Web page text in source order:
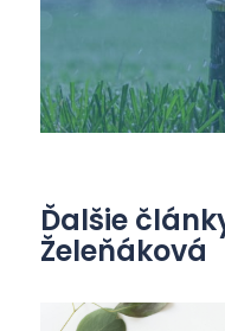
Ďalšie
Želeňáková